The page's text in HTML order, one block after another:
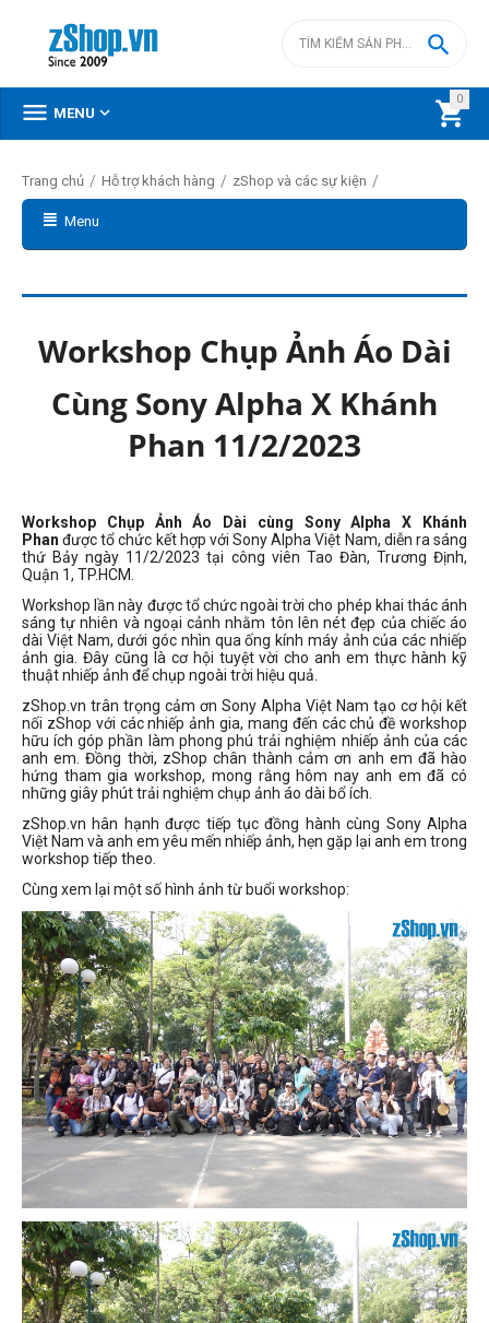
0


 MENU 
Trang chủ / Hỗ trợ khách hàng / zShop và các sự kiện /
Menu
Workshop Chụp Ảnh Áo Dài
Cùng Sony Alpha X Khánh
Phan 11/2/2023
Workshop Chụp Ảnh Áo Dài cùng Sony Alpha X Khánh
Phan được tổ chức kết hợp với Sony Alpha Việt Nam, diễn ra sáng
thứ Bảy ngày 11/2/2023 tại công viên Tao Đàn, Trương Định,
Quận 1, TP.HCM.
Workshop lần này được tổ chức ngoài trời cho phép khai thác ánh
sáng tự nhiên và ngoại cảnh nhằm tôn lên nét đẹp của chiếc áo
dài Việt Nam, dưới góc nhìn qua ống kính máy ảnh của các nhiếp
ảnh gia. Đây cũng là cơ hội tuyệt vời cho anh em thực hành kỹ
thuật nhiếp ảnh để chụp ngoài trời hiệu quả.
zShop.vn trân trọng cảm ơn Sony Alpha Việt Nam tạo cơ hội kết
nối zShop với các nhiếp ảnh gia, mang đến các chủ đề workshop
hữu ích góp phần làm phong phú trải nghiệm nhiếp ảnh của các
anh em. Đồng thời, zShop chân thành cảm ơn anh em đã hào
hứng tham gia workshop, mong rằng hôm nay anh em đã có
những giây phút trải nghiệm chụp ảnh áo dài bổ ích.
zShop.vn hân hạnh được tiếp tục đồng hành cùng Sony Alpha
Việt Nam và anh em yêu mến nhiếp ảnh, hẹn gặp lại anh em trong
workshop tiếp theo.
Cùng xem lại một số hình ảnh từ buổi workshop: